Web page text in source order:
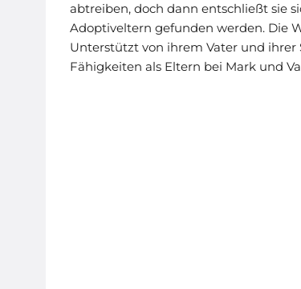
abtreiben, doch dann entschließt sie
Adoptiveltern gefunden werden. Die
Unterstützt von ihrem Vater und
Fähigkeiten als Eltern bei Mark und